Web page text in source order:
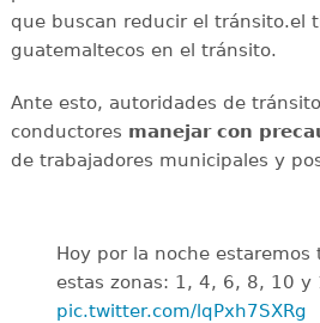
que buscan reducir el tránsito.el
guatemaltecos en el tránsito.
Ante esto, autoridades de
conductores manejar con
de trabajadores municipales y
Hoy por la noche estaremos
estas zonas: 1, 4, 6, 8, 10 y
pic.twitter.com/lqPxh7SXRg